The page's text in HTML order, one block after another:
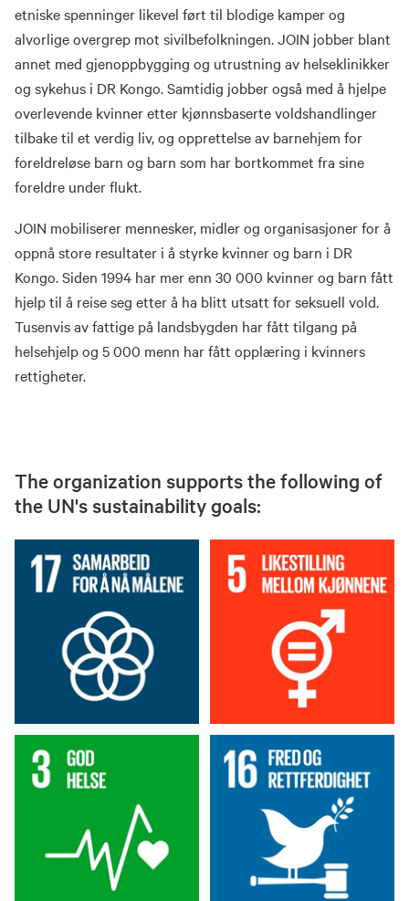
etniske spenninger likevel ført til blodige kamper og
alvorlige overgrep mot sivilbefolkningen. JOIN jobber blant
annet med gjenoppbygging og utrustning av helseklinikker
og sykehus i DR Kongo. Samtidig jobber også med å hjelpe
overlevende kvinner etter kjønnsbaserte voldshandlinger
tilbake til et verdig liv, og opprettelse av barnehjem for
foreldreløse barn og barn som har bortkommet fra sine
foreldre under flukt.
JOIN mobiliserer mennesker, midler og organisasjoner for å
oppnå store resultater i å styrke kvinner og barn i DR
Kongo. Siden 1994 har mer enn 30 000 kvinner og barn fått
hjelp til å reise seg etter å ha blitt utsatt for seksuell vold.
Tusenvis av fattige på landsbygden har fått tilgang på
helsehjelp og 5 000 menn har fått opplæring i kvinners
rettigheter.
The organization supports the following of
the UN's sustainability goals: